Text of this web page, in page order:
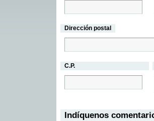
Dirección postal
C.P.
Indíquenos